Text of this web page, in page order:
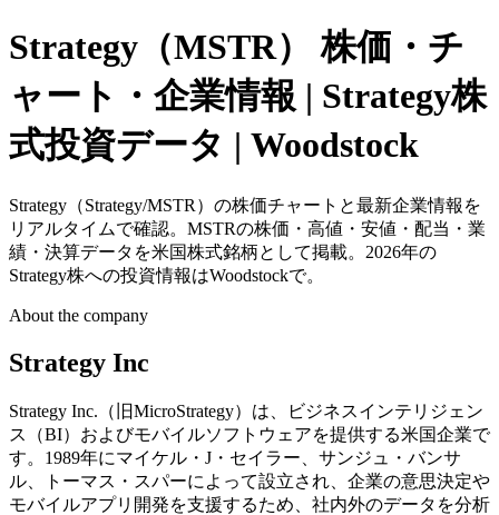
Strategy（MSTR）
株価・チ
ャート・企業情報 | Strategy株
式投資データ | Woodstock
Strategy（Strategy/MSTR）の株価チャートと最新企業情報を
リアルタイムで確認。MSTRの株価・高値・安値・配当・業
績・決算データを米国株式銘柄として掲載。2026年の
Strategy株への投資情報はWoodstockで。
About the company
Strategy Inc
Strategy Inc.（旧MicroStrategy）は、ビジネスインテリジェン
ス（BI）およびモバイルソフトウェアを提供する米国企業で
す。1989年にマイケル・J・セイラー、サンジュ・バンサ
ル、トーマス・スパーによって設立され、企業の意思決定や
モバイルアプリ開発を支援するため、社内外のデータを分析